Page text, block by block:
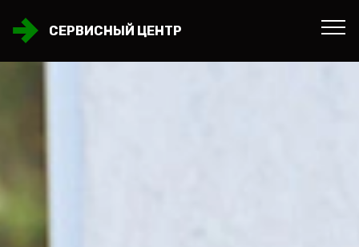
СЕРВИСНЫЙ ЦЕНТР